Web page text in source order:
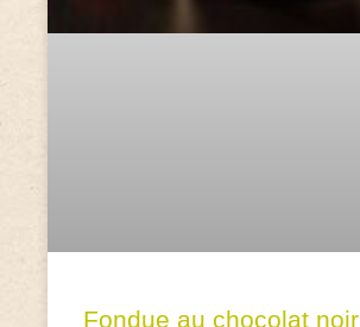
Fondue au chocolat noir